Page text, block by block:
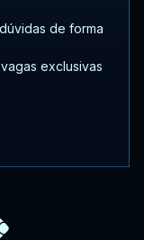
de forma
exclusivas